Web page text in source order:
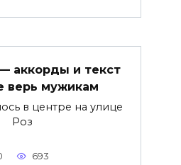
аккорды и текст
верь мужикам
в центре на улице
Роз
693